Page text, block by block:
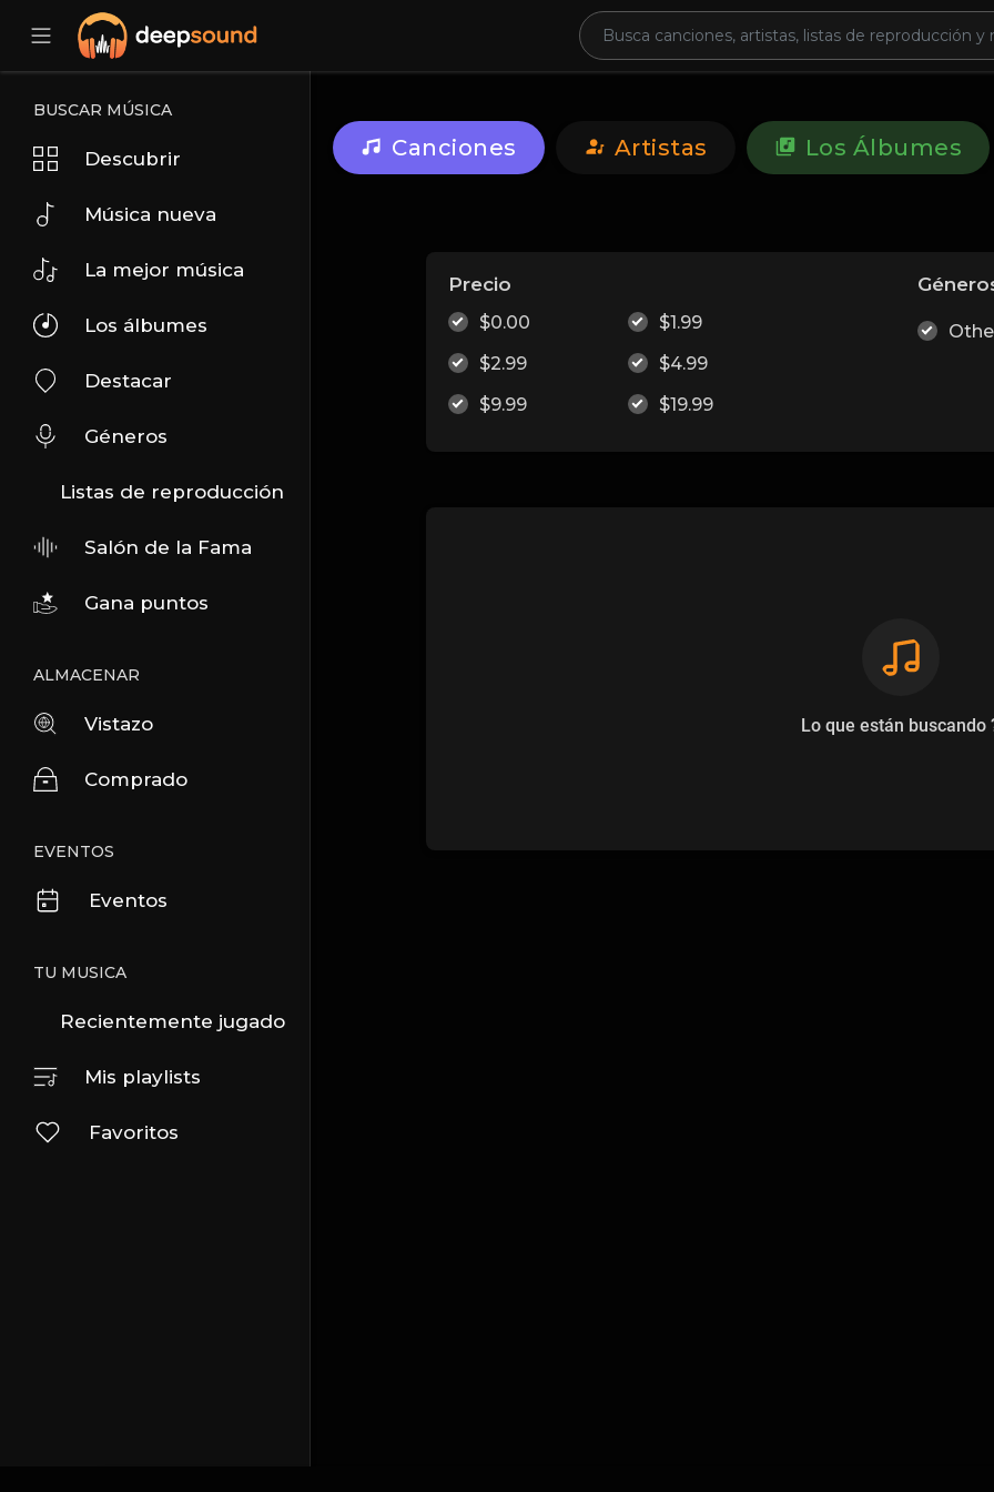
BUSCAR MÚSICA
Descubrir
Música nueva
La mejor música
Los álbumes
Destacar
Géneros
Listas de reproducción
Salón de la Fama
Gana puntos
ALMACENAR
Vistazo
Comprado
EVENTOS
Eventos
TU MUSICA
Recientemente jugado
Mis playlists
Favoritos
Canciones Artistas Los Álbumes
Precio
$0.00
$1.99
$2.99
$4.99
$9.99
$19.99
Lo que están buscando